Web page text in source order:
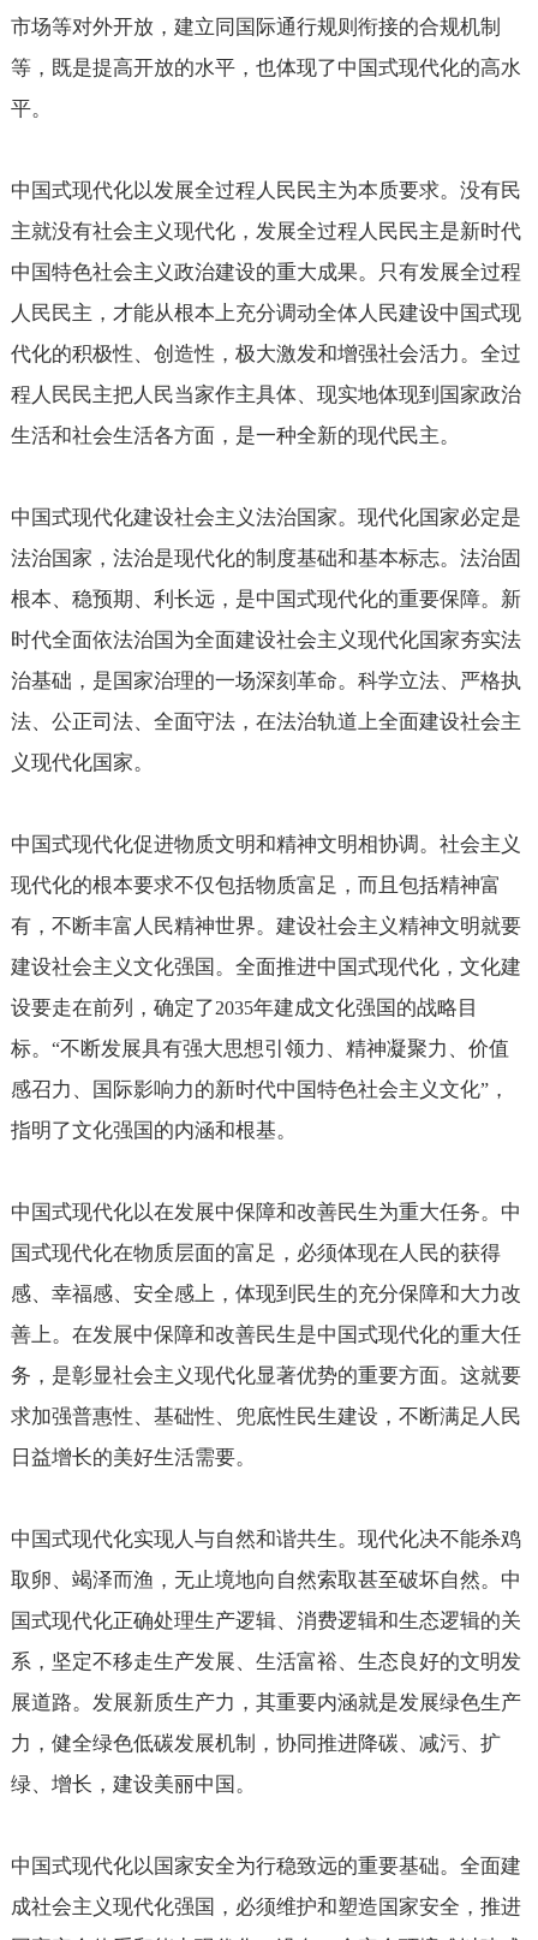
市场等对外开放，建立同国际通行规则衔接的合规机制
等，既是提高开放的水平，也体现了中国式现代化的高水
平。
中国式现代化以发展全过程人民民主为本质要求。没有民
主就没有社会主义现代化，发展全过程人民民主是新时代
中国特色社会主义政治建设的重大成果。只有发展全过程
人民民主，才能从根本上充分调动全体人民建设中国式现
代化的积极性、创造性，极大激发和增强社会活力。全过
程人民民主把人民当家作主具体、现实地体现到国家政治
生活和社会生活各方面，是一种全新的现代民主。
中国式现代化建设社会主义法治国家。现代化国家必定是
法治国家，法治是现代化的制度基础和基本标志。法治固
根本、稳预期、利长远，是中国式现代化的重要保障。新
时代全面依法治国为全面建设社会主义现代化国家夯实法
治基础，是国家治理的一场深刻革命。科学立法、严格执
法、公正司法、全面守法，在法治轨道上全面建设社会主
义现代化国家。
中国式现代化促进物质文明和精神文明相协调。社会主义
现代化的根本要求不仅包括物质富足，而且包括精神富
有，不断丰富人民精神世界。建设社会主义精神文明就要
建设社会主义文化强国。全面推进中国式现代化，文化建
设要走在前列，确定了2035年建成文化强国的战略目
标。 “不断发展具有强大思想引领力、精神凝聚力、价值
感召力、国际影响力的新时代中国特色社会主义文化”，
指明了文化强国的内涵和根基。
中国式现代化以在发展中保障和改善民生为重大任务。中
国式现代化在物质层面的富足，必须体现在人民的获得
感、幸福感、安全感上，体现到民生的充分保障和大力改
善上。在发展中保障和改善民生是中国式现代化的重大任
务，是彰显社会主义现代化显著优势的重要方面。这就要
求加强普惠性、基础性、兜底性民生建设，不断满足人民
日益增长的美好生活需要。
中国式现代化实现人与自然和谐共生。现代化决不能杀鸡
取卵、竭泽而渔，无止境地向自然索取甚至破坏自然。中
国式现代化正确处理生产逻辑、消费逻辑和生态逻辑的关
系，坚定不移走生产发展、生活富裕、生态良好的文明发
展道路。发展新质生产力，其重要内涵就是发展绿色生产
力，健全绿色低碳发展机制，协同推进降碳、减污、扩
绿、增长，建设美丽中国。
中国式现代化以国家安全为行稳致远的重要基础。全面建
成社会主义现代化强国，必须维护和塑造国家安全，推进